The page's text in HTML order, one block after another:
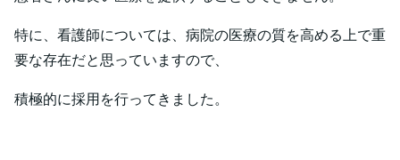
特に、看護師については、病院の医療の質を高める上で重
要な存在だと思っていますので、
積極的に採用を行ってきました。